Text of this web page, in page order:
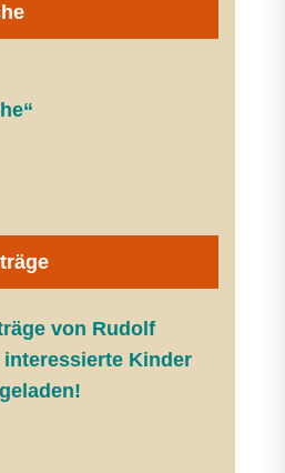
von Rudolf
Kinder